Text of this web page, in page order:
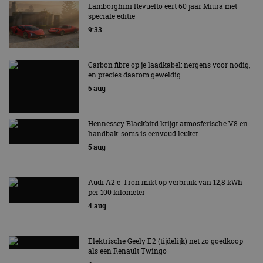
Lamborghini Revuelto eert 60 jaar Miura met
speciale editie
9:33
Carbon fibre op je laadkabel: nergens voor nodig,
en precies daarom geweldig
5 aug
Hennessey Blackbird krijgt atmosferische V8 en
handbak: soms is eenvoud leuker
5 aug
Audi A2 e-Tron mikt op verbruik van 12,8 kWh
per 100 kilometer
4 aug
Elektrische Geely E2 (tijdelijk) net zo goedkoop
als een Renault Twingo
Strikt noodzakelijke cookies maken de
kernfunctionaliteiten van de website mogelijk, zoals
gebruikersaanmelding en accountbeheer. De
website kan niet goed worden gebruikt zonder de
Aanbieder/
Vervaldatum
vertrouwd
CookieScriptConsent
CookieScript
4 weken 2